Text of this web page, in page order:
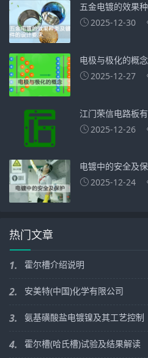
五金电镀的效果
2025-12-30
电极与极化的概念
2025-12-27
江门荣信电路板
2025-12-26
电镀中的安全及
2025-12-24
热门文章
1. 霍尔槽介绍说明
2. 安美特(中国)化学有限公司
3. 氨基磺酸盐电镀镍及其工艺控制
4. 霍尔槽(哈氏槽)试验及结果解读